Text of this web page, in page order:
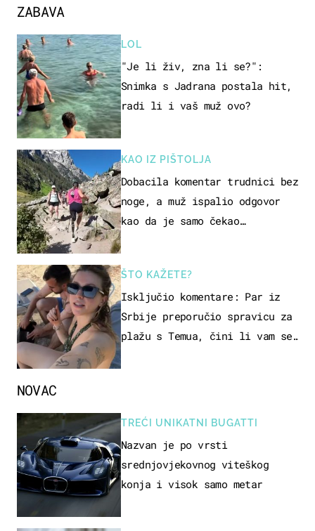
ZABAVA
LOL
"Je li živ, zna li se?":
Snimka s Jadrana postala hit,
radi li i vaš muž ovo?
KAO IZ PIŠTOLJA
Dobacila komentar trudnici bez
noge, a muž ispalio odgovor
kao da je samo čekao…
ŠTO KAŽETE?
Isključio komentare: Par iz
Srbije preporučio spravicu za
plažu s Temua, čini li vam se
NOVAC
TREĆI UNIKATNI BUGATTI
Nazvan je po vrsti
srednjovjekovnog viteškog
konja i visok samo metar